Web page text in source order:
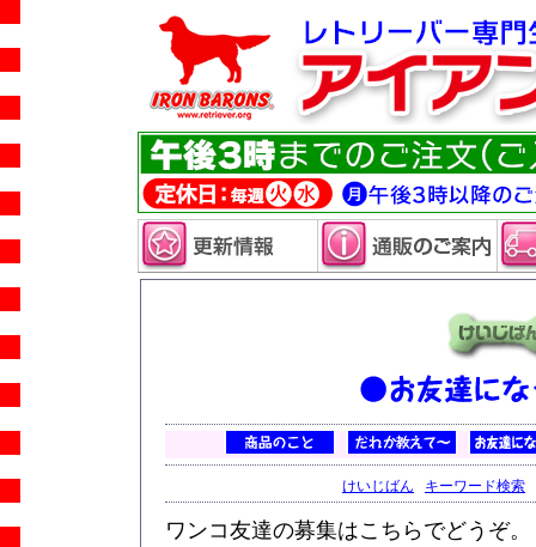
けいじばん キーワード検索
ワンコ友達の募集はこちらでどうぞ。